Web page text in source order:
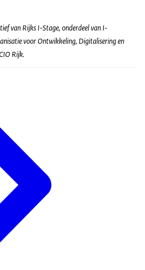
van Rijks I-Stage, onderdeel van I-
voor Ontwikkeling, Digitalisering en
Rijk.